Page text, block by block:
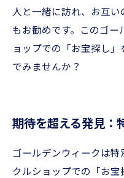
人と一緒に訪れ、お互
もお勧めです。このゴー
ョップでの「お宝探し
でみませんか？
期待を超える発見：
ゴールデンウィークは
クルショップでの「お